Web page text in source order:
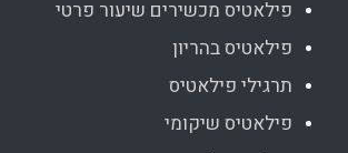
פילאטיס מכשירים שיעור פרטי
פילאטיס בהריון
תרגילי פילאטיס
פילאטיס שיקומי